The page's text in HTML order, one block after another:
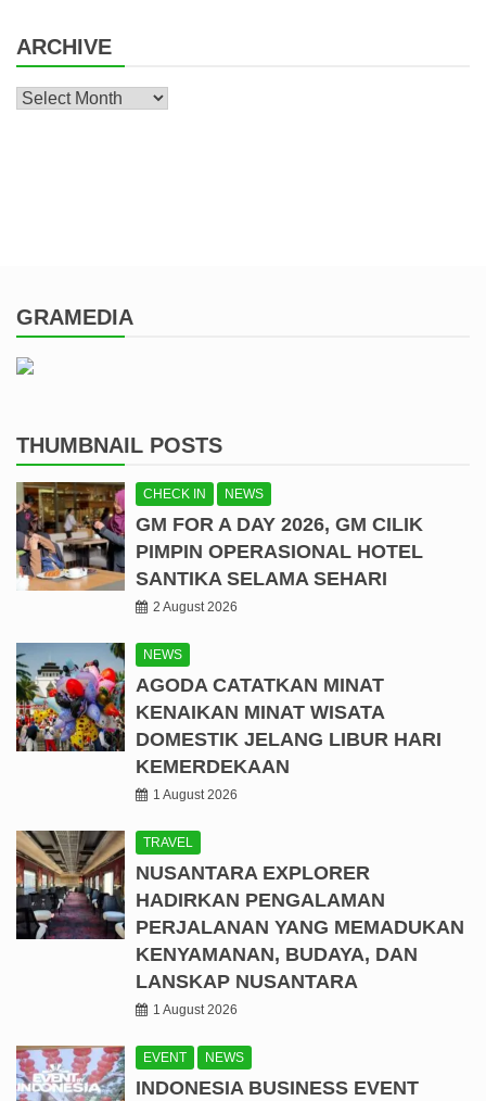
ARCHIVE
Archive
GRAMEDIA
THUMBNAIL POSTS
CHECK IN NEWS
GM FOR A DAY 2026, GM CILIK
PIMPIN OPERASIONAL HOTEL
SANTIKA SELAMA SEHARI
2 August 2026
NEWS
AGODA CATATKAN MINAT
KENAIKAN MINAT WISATA
DOMESTIK JELANG LIBUR HARI
KEMERDEKAAN
1 August 2026
TRAVEL
NUSANTARA EXPLORER
HADIRKAN PENGALAMAN
PERJALANAN YANG MEMADUKAN
KENYAMANAN, BUDAYA, DAN
LANSKAP NUSANTARA
1 August 2026
EVENT NEWS
INDONESIA BUSINESS EVENT